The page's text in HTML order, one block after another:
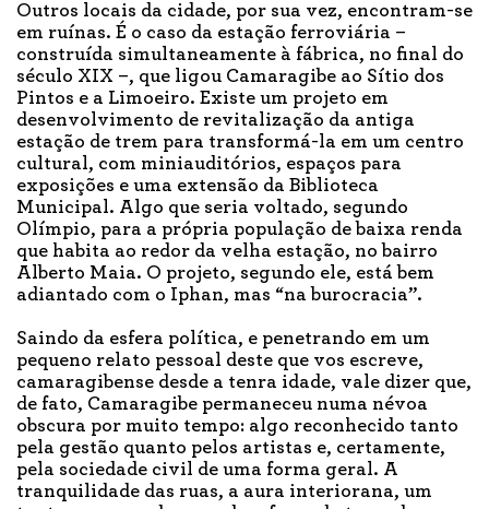
Outros locais da cidade, por sua vez, encontram-se
em ruínas. É o caso da estação ferroviária –
construída simultaneamente à fábrica, no final do
século XIX –, que ligou Camaragibe ao Sítio dos
Pintos e a Limoeiro. Existe um projeto em
desenvolvimento de revitalização da antiga
estação de trem para transformá-la em um centro
cultural, com miniauditórios, espaços para
exposições e uma extensão da Biblioteca
Municipal. Algo que seria voltado, segundo
Olímpio, para a própria população de baixa renda
que habita ao redor da velha estação, no bairro
Alberto Maia. O projeto, segundo ele, está bem
adiantado com o Iphan, mas “na burocracia”.
Saindo da esfera política, e penetrando em um
pequeno relato pessoal deste que vos escreve,
camaragibense desde a tenra idade, vale dizer que,
de fato, Camaragibe permaneceu numa névoa
obscura por muito tempo: algo reconhecido tanto
pela gestão quanto pelos artistas e, certamente,
pela sociedade civil de uma forma geral. A
tranquilidade das ruas, a aura interiorana, um